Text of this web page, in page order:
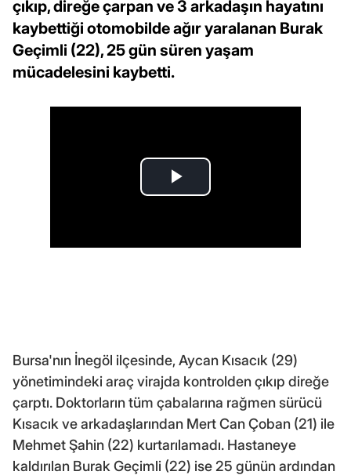
çıkıp, direğe çarpan ve 3 arkadaşın hayatını
kaybettiği otomobilde ağır yaralanan Burak
Geçimli (22), 25 gün süren yaşam
mücadelesini kaybetti.
Bursa'nın İnegöl ilçesinde, Aycan Kısacık (29)
yönetimindeki araç virajda kontrolden çıkıp direğe
çarptı. Doktorların tüm çabalarına rağmen sürücü
Kısacık ve arkadaşlarından Mert Can Çoban (21) ile
Mehmet Şahin (22) kurtarılamadı. Hastaneye
kaldırılan Burak Geçimli (22) ise 25 günün ardından